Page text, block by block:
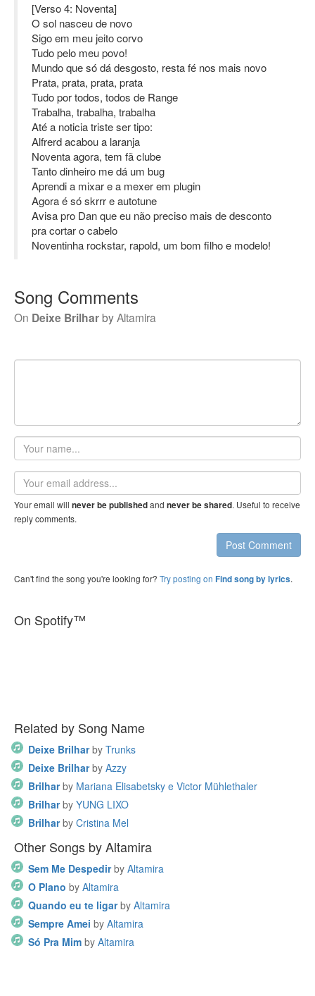
[Verso 4: Noventa]
O sol nasceu de novo
Sigo em meu jeito corvo
Tudo pelo meu povo!
Mundo que só dá desgosto, resta fé nos mais novo
Prata, prata, prata, prata
Tudo por todos, todos de Range
Trabalha, trabalha, trabalha
Até a noticia triste ser tipo:
Alfrerd acabou a laranja
Noventa agora, tem fã clube
Tanto dinheiro me dá um bug
Aprendi a mixar e a mexer em plugin
Agora é só skrrr e autotune
Avisa pro Dan que eu não preciso mais de desconto
pra cortar o cabelo
Noventinha rockstar, rapold, um bom filho e modelo!
Song Comments
On Deixe BrilharbyAltamira
Your
name
Email
address
Your email will never be publishedand never be shared. Useful to receive
reply comments.
Post Comment
Can't find the song you're looking for? Try posting on Find song by lyrics.
On Spotify™
Related by Song Name
Deixe Brilhar by Trunks
Deixe Brilhar by Azzy
Brilhar by Mariana Elisabetsky e Victor Mühlethaler
Brilhar by YUNG LIXO
Brilhar by Cristina Mel
Other Songs by Altamira
Sem Me Despedir by Altamira
O Plano by Altamira
Quando eu te ligar by Altamira
Sempre Amei by Altamira
Só Pra Mim by Altamira